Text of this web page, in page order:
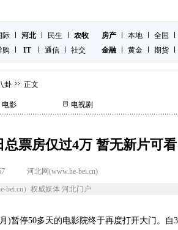
际 河北 民生
农牧
购 IT 通信 社交
房产 本地 全国
金融
黄金 期货
卦 正文
电影 电视剧
票房仅过4万 暂无新片可看
河北网(www.he-bei.cn)
bei.cn）权威媒体 河北门户
)暂停50多天的电影院终于再度打开大门。自3